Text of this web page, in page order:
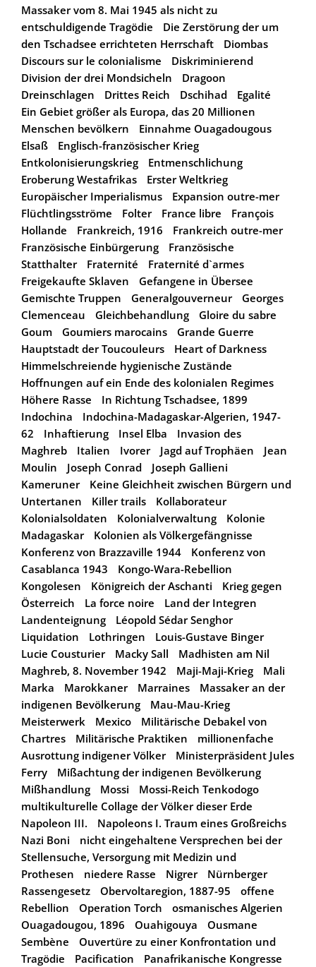
Massaker vom 8. Mai 1945 als nicht zu
entschuldigende Tragödie
Die Zerstörung der um
den Tschadsee errichteten Herrschaft
Diombas
Discours sur le colonialisme
Diskriminierend
Division der drei Mondsicheln
Dragoon
Dreinschlagen
Drittes Reich Dschihad
Egalité
Ein Gebiet größer als Europa, das 20 Millionen
Menschen bevölkern
Einnahme Ouagadougous
Elsaß
Englisch-französischer Krieg
Entkolonisierungskrieg
Entmenschlichung
Eroberung Westafrikas
Erster Weltkrieg
Europäischer Imperialismus
Expansion outre-mer
Flüchtlingsströme
Folter France libre
François
Hollande
Frankreich, 1916
Frankreich outre-mer
Französische Einbürgerung
Französische
Statthalter
Fraternité
Fraternité d`armes
Freigekaufte Sklaven
Gefangene in Übersee
Gemischte Truppen
Generalgouverneur
Georges
Clemenceau
Gleichbehandlung
Gloire du sabre
Goum
Goumiers marocains
Grande Guerre
Hauptstadt der Toucouleurs
Heart of Darkness
Himmelschreiende hygienische Zustände
Hoffnungen auf ein Ende des kolonialen Regimes
Höhere Rasse
In Richtung Tschadsee, 1899
Indochina
Indochina-Madagaskar-Algerien, 1947-
62
Inhaftierung Insel Elba
Invasion des
Maghreb
Italien Ivorer Jagd auf Trophäen
Jean
Moulin
Joseph Conrad
Joseph Gallieni
Kameruner
Keine Gleichheit zwischen Bürgern und
Untertanen
Killer trails
Kollaborateur
Kolonialsoldaten
Kolonialverwaltung
Kolonie
Madagaskar
Kolonien als Völkergefängnisse
Konferenz von Brazzaville 1944
Konferenz von
Casablanca 1943
Kongo-Wara-Rebellion
Kongolesen
Königreich der Aschanti
Krieg gegen
Österreich
La force noire
Land der Integren
Landenteignung
Léopold Sédar Senghor
Liquidation
Lothringen
Louis-Gustave Binger
Lucie Cousturier
Macky Sall
Madhisten am Nil
Maghreb, 8. November 1942
Maji-Maji-Krieg
Mali
Marka
Marokkaner Marraines
Massaker an der
indigenen Bevölkerung
Mau-Mau-Krieg
Meisterwerk
Mexico
Militärische Debakel von
Chartres
Militärische Praktiken
millionenfache
Ausrottung indigener Völker
Ministerpräsident Jules
Ferry
Mißachtung der indigenen Bevölkerung
Mißhandlung
Mossi
Mossi-Reich Tenkodogo
multikulturelle Collage der Völker dieser Erde
Napoleon III.
Napoleons I. Traum eines Großreichs
Nazi Boni
nicht eingehaltene Versprechen bei der
Stellensuche, Versorgung mit Medizin und
Prothesen
niedere Rasse Nigrer
Nürnberger
Rassengesetz
Obervoltaregion, 1887-95
offene
Rebellion
Operation Torch
osmanisches Algerien
Ouagadougou, 1896
Ouahigouya
Ousmane
Sembène
Ouvertüre zu einer Konfrontation und
Tragödie
Pacification
Panafrikanische Kongresse